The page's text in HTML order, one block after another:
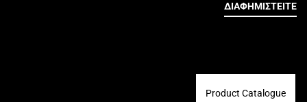
ΔΙΑΦΗΜΙΣΤΕΙΤΕ
Product Catalogue